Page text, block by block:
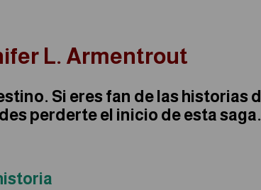
L. Armentrout
Si eres fan de las historias
perderte el inicio de esta saga.